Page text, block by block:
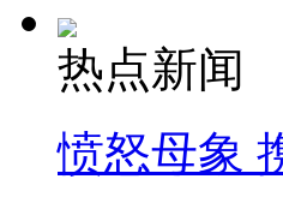
热点新闻
愤怒母象